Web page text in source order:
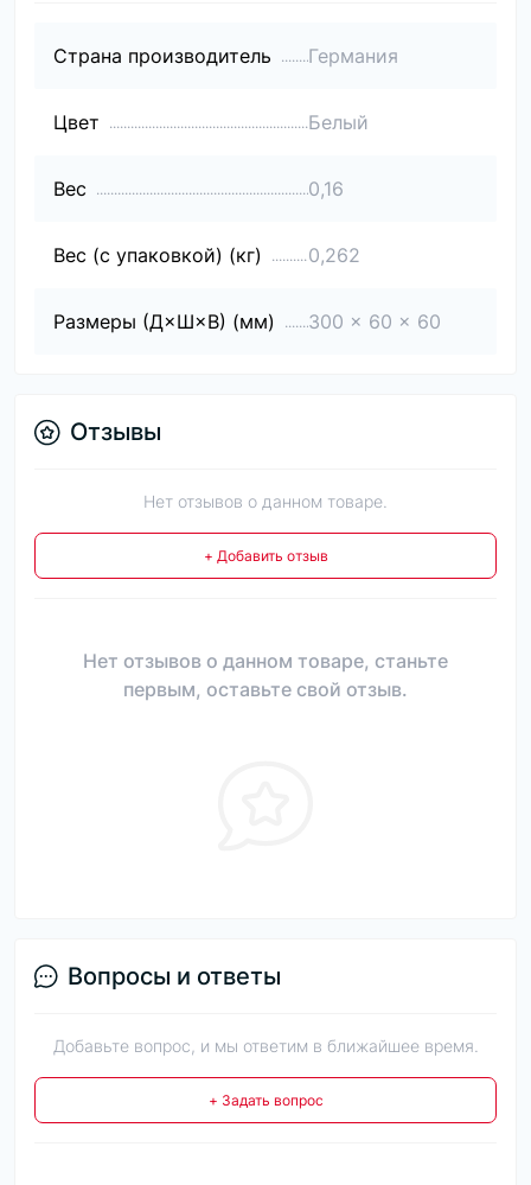
Страна производитель Германия
Цвет Белый
Вес 0,16
Вес (с упаковкой) (кг) 0,262
Размеры (Д×Ш×В) (мм) 300 x 60 x 60
Отзывы
Нет отзывов о данном товаре.
+ Добавить отзыв
Нет отзывов о данном товаре, станьте
первым, оставьте свой отзыв.
Вопросы и ответы
Добавьте вопрос, и мы ответим в ближайшее время.
+ Задать вопрос